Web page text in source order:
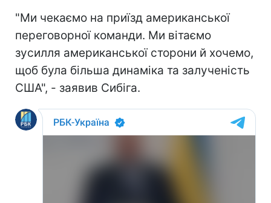
"Ми чекаємо на приїзд американської
переговорної команди. Ми вітаємо
зусилля американської сторони й хочемо,
щоб була більша динаміка та залученість
США", - заявив Сибіга.